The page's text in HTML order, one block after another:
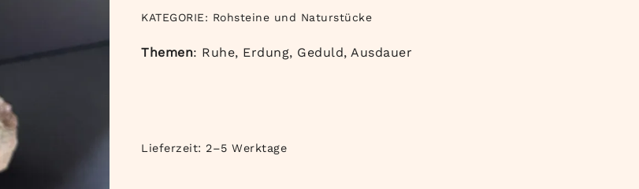
KATEGORIE: Rohsteine und Naturstücke
Themen: Ruhe, Erdung, Geduld, Ausdauer
Lieferzeit: 2–5 Werktage